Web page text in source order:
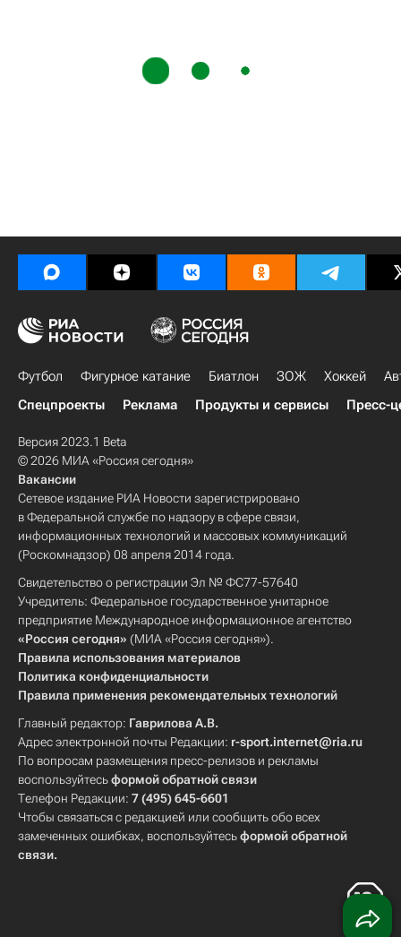
Футбол Фигурное катание Биатлон ЗОЖ Хоккей
Спецпроекты
Реклама Продукты и сервисы Пресс-
Версия 2023.1 Beta
© 2026 МИА «Россия сегодня»
Вакансии
Сетевое издание РИА Новости зарегистрировано
в Федеральной службе по надзору в сфере связи,
информационных технологий и массовых коммуникаций
(Роскомнадзор) 08 апреля 2014 года.
Свидетельство о регистрации Эл № ФС77-57640
Учредитель: Федеральное государственное унитарное
предприятие Международное информационное агентство
«Россия сегодня» (МИА «Россия сегодня»).
Правила использования материалов
Политика конфиденциальности
Правила применения рекомендательных технологий
Главный редактор: Гаврилова А.В.
Адрес электронной почты Редакции: r-sport.internet@ria.ru
По вопросам размещения пресс-релизов и рекламы
воспользуйтесьформой обратной связи
Телефон Редакции: 7 (495) 645-6601
Чтобы связаться с редакцией или сообщить обо всех
замеченных ошибках, воспользуйтесьформой обратной
связи.